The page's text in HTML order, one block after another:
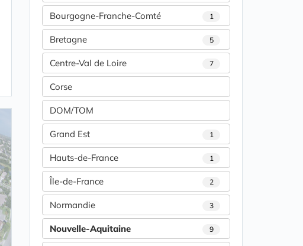
Bourgogne-Franche-Comté 1
Bretagne 5
Centre-Val de Loire 7
Corse
DOM/TOM
Grand Est 1
Hauts-de-France 1
Île-de-France 2
Normandie 3
Nouvelle-Aquitaine 9